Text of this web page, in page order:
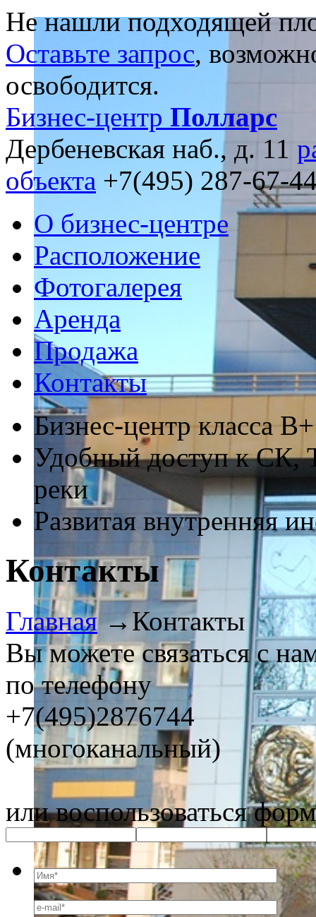
Не нашли подходящей
Оставьте запрос,
освободится.
Бизнес-центр Полларс
Дербеневская наб., д. 11
объекта +7(495) 287-67-
О бизнес-центре
Расположение
Фотогалерея
Аренда
Продажа
Контакты
Бизнес-центр класса В+
Удобный доступ к СК,
реки
Развитая внутренняя
Контакты
Главная →Контакты
Вы можете связаться с
по телефону
+7(495)2876744
(многоканальный)
или воспользоваться